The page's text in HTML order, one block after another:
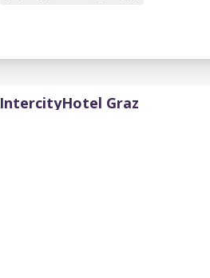
IntercityHotel Graz